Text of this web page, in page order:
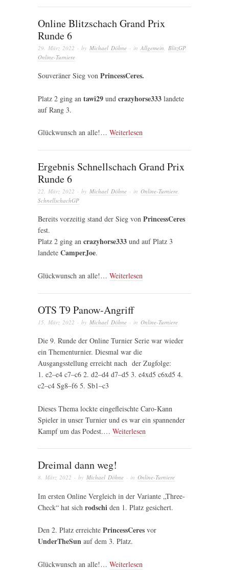
Online Blitzschach Grand Prix
Runde 6
29. März 2022 · by Michael Döhne · in Allgemein BlitzGP,
Online-Turniere
Souveräner Sieg von PrincessCeres.
Platz 2 ging an tawi29 und crazyhorse333 landete
auf Rang 3.
Glückwunsch an alle!… Weiterlesen
Ergebnis Schnellschach Grand Prix
Runde 6
22. März 2022 · by Michael Döhne · in Online-Turniere
SchnellschachGP
Bereits vorzeitig stand der Sieg von PrincessCeres
fest.
Platz 2 ging an crazyhorse333 und auf Platz 3
landete CamperJoe.
Glückwunsch an alle!… Weiterlesen
OTS T9 Panow-Angriff
15. März 2022 · by Michael Döhne · in Online-Turniere
Die 9. Runde der Online Turnier Serie war wieder
ein Thementurnier. Diesmal war die
Ausgangsstellung erreicht nach der Zugfolge:
1. e2–e4 c7–c6 2. d2–d4 d7–d5 3. e4xd5 c6xd5 4.
c2–c4 Sg8–f6 5. Sb1–c3
Dieses Thema lockte eingefleischte Caro-Kann
Spieler in unser Turnier und es war ein spannender
Kampf um das Podest.… Weiterlesen
Dreimal dann weg!
8. März 2022 · by Michael Döhne · in Online-Turniere
Im ersten Online Vergleich in der Variante „Three-
Check“ hat sich rodschi den 1. Platz gesichert.
Den 2. Platz erreichte PrincessCeres vor
UnderTheSun auf dem 3. Platz.
Glückwunsch an alle!… Weiterlesen